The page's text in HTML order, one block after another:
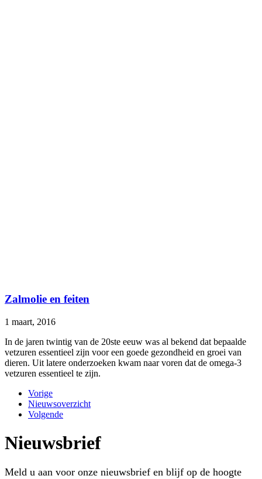
Zalmolie en feiten
1 maart, 2016
In de jaren twintig van de 20ste eeuw was al bekend dat bepaalde
vetzuren essentieel zijn voor een goede gezondheid en groei van
dieren. Uit latere onderzoeken kwam naar voren dat de omega-3
vetzuren essentieel te zijn.
Vorige
Nieuwsoverzicht
Volgende
Nieuwsbrief
Meld u aan voor onze nieuwsbrief en blijf op de hoogte